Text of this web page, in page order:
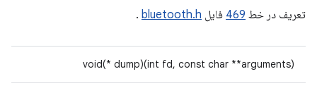
تعریف در خط 469 فایل bluetooth.h
.
void(* dump)(int fd, const char **arguments)